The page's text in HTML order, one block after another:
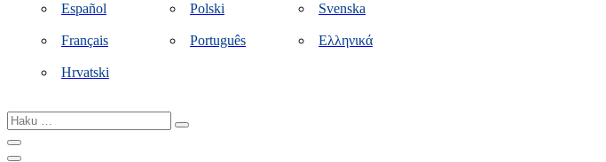
Español Polski Svenska
Français Português Ελληνικά
Hrvatski
Haku
…